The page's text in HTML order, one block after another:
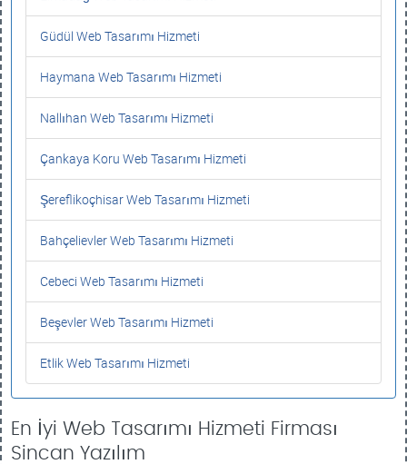
Güdül Web Tasarımı Hizmeti
Haymana Web Tasarımı Hizmeti
Nallıhan Web Tasarımı Hizmeti
Çankaya Koru Web Tasarımı Hizmeti
Şereflikoçhisar Web Tasarımı Hizmeti
Bahçelievler Web Tasarımı Hizmeti
Cebeci Web Tasarımı Hizmeti
Beşevler Web Tasarımı Hizmeti
Etlik Web Tasarımı Hizmeti
En İyi Web Tasarımı Hizmeti Firması
Sincan Yazılım